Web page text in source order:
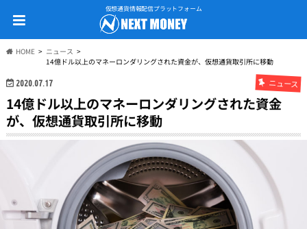
仮想通貨情報配信プラットフォーム
HOME
ニュース
14億ドル以上のマネーロンダリングされた資金が、仮想通貨取引所に移動
2020.07.17 ニュース
14億ドル以上のマネーロンダリングされた資金
が、仮想通貨取引所に移動